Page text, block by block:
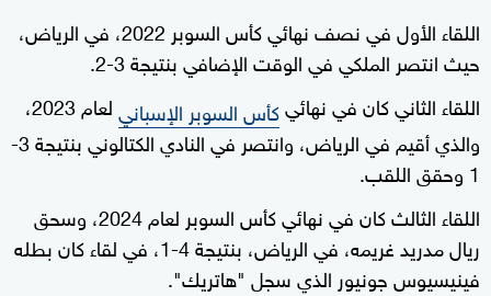
اللقاء الأول في نصف نهائي كأس السوبر 2022، في الرياض،
حيث انتصر الملكي في الوقت الإضافي بنتيجة 3-2.
اللقاء الثاني كان في نهائيكأس السوبر الإسباني
لعام 2023،
والذي أقيم في الرياض، وانتصر في النادي الكتالوني بنتيجة 3-
1 وحقق اللقب.
اللقاء الثالث كان في نهائي كأس السوبر لعام 2024، وسحق
ريال مدريد غريمه، في الرياض، بنتيجة 4-1، في لقاء كان بطله
فينيسيوس جونيور الذي سجل "هاتريك".